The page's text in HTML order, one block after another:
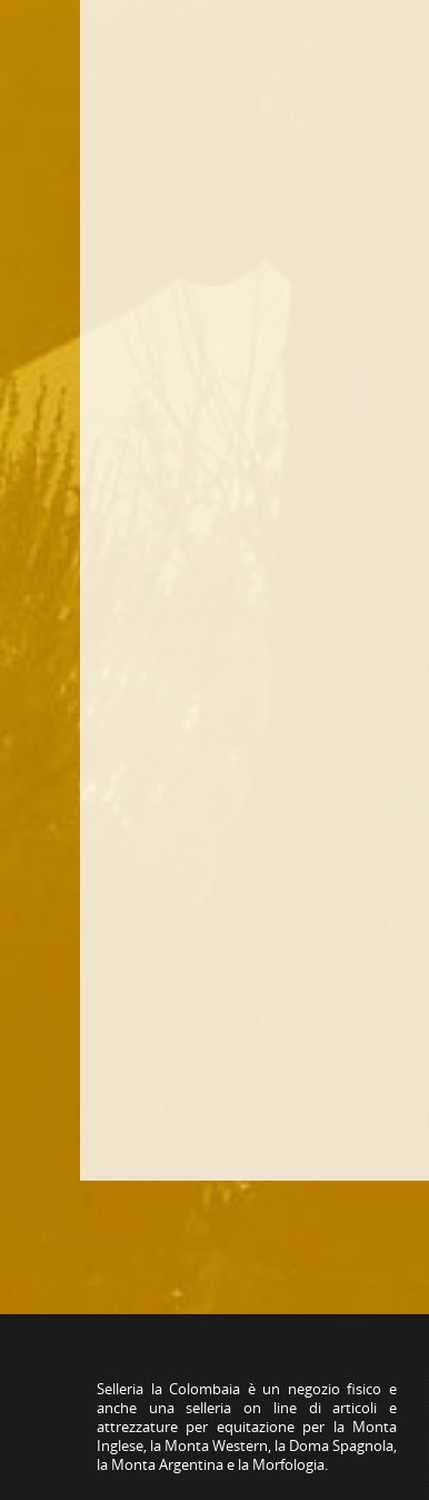
Selleria la Colombaia è un negozio fisico e
anche una selleria on line di articoli e
attrezzature per equitazione per la Monta
Inglese, la Monta Western, la Doma Spagnola,
la Monta Argentina e la Morfologia.